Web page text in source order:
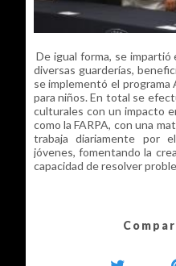
De igual forma, se
diversas guarderías,
se implementó el programa
para niños. En total se
culturales con un impacto
como la FARPA, con una
trabaja diariamente por
jóvenes, fomentando la
capacidad de resolver